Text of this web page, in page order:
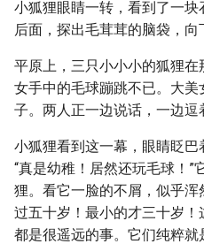
小狐狸眼睛一转，看到了一
后面，探出毛茸茸的脑袋，向
平原上，三只小小小的狐狸
女手中的毛球蹦跳不已。大
子。两人正一边说话，一边逗
小狐狸看到这一幕，眼睛眨巴
“真是幼稚！居然还玩毛球！”
狸。看它一脸的不屑，似乎
过五十岁！最小的才三十岁
都是很遥远的事。它们纯粹